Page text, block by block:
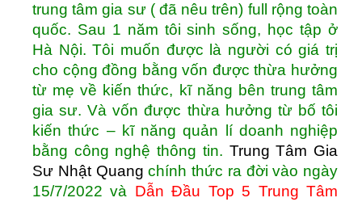
trung tâm gia sư ( đã nêu trên) full rộng toàn
quốc. Sau 1 năm tôi sinh sống, học tập ở
Hà Nội. Tôi muốn được là người có giá trị
cho cộng đồng bằng vốn được thừa hưởng
từ mẹ về kiến thức, kĩ năng bên trung tâm
gia sư. Và vốn được thừa hưởng từ bố tôi
kiến thức – kĩ năng quản lí doanh nghiệp
bằng công nghệ thông tin. Trung Tâm Gia
Sư Nhật Quang chính thức ra đời vào ngày
15/7/2022 và Dẫn Đầu Top 5 Trung Tâm